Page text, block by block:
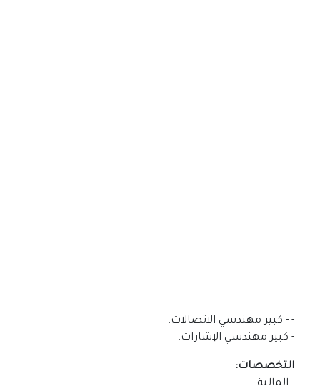
- - كبير مهندسي الاتصالات.
- كبير مهندسي الإشارات.
التخصصات:
- المالية